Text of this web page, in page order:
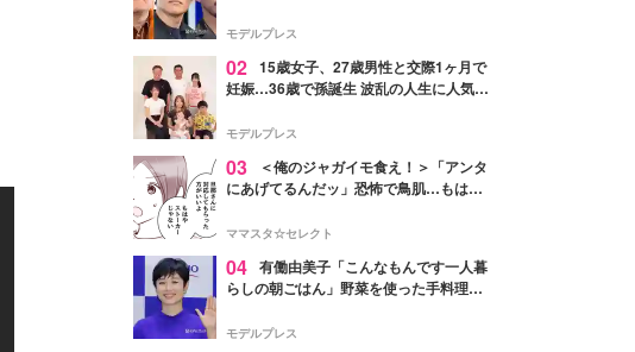
最大の敬意とエールを」
モデルプレス
02 15歳女子、27歳男性と交際1ヶ月で
妊娠…36歳で孫誕生 波乱の人生に人気タ
よ！」
モデルプレス
03
＜俺のジャガイモ食え！＞「アンタ
にあげてるんだッ」恐怖で鳥肌…もはや
ママスタ☆セレクト
04 有働由美子「こんなもんです一人暮
らしの朝ごはん」野菜を使った手料理公
そう」と反響
モデルプレス